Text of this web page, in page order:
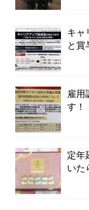
キャ
と賞
雇用
す！
定年
いた